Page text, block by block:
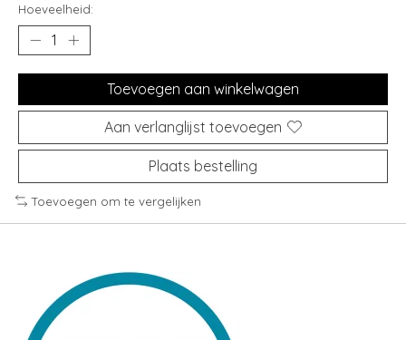
Hoeveelheid:
Toevoegen aan winkelwagen
Aan verlanglijst toevoegen
Plaats bestelling
Toevoegen om te vergelijken